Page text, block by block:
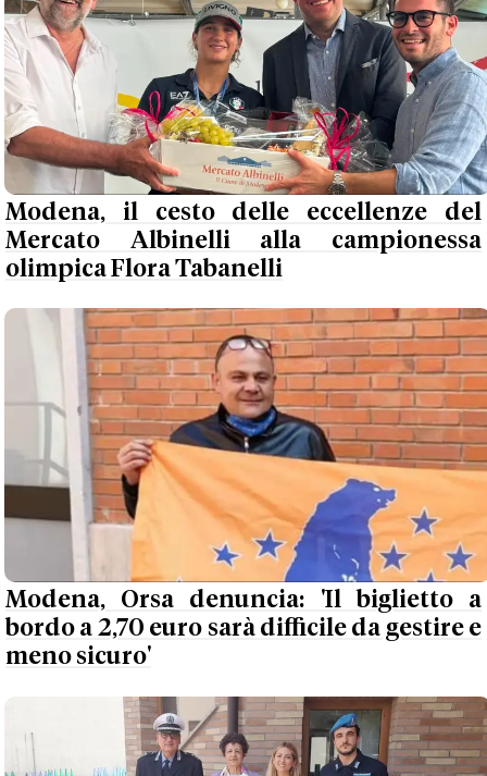
Modena, il cesto delle eccellenze del
Mercato Albinelli alla campionessa
olimpica Flora Tabanelli
Modena, Orsa denuncia: 'Il biglietto a
bordo a 2,70 euro sarà difficile da gestire e
meno sicuro'